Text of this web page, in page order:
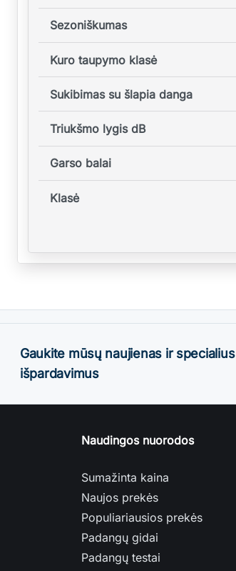
Sezoniškumas
Kuro taupymo klasė
Sukibimas su šlapia danga
Triukšmo lygis dB
Garso balai
Klasė
Gaukite mūsų naujienas ir specialius
išpardavimus
Naudingos nuorodos
Sumažinta kaina
Naujos prekės
Populiariausios prekės
Padangų gidai
Padangų testai